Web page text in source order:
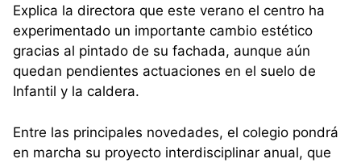
Explica la directora que este verano el centro ha
experimentado un importante cambio estético
gracias al pintado de su fachada, aunque aún
quedan pendientes actuaciones en el suelo de
Infantil y la caldera.
Entre las principales novedades, el colegio pondrá
en marcha su proyecto interdisciplinar anual, que